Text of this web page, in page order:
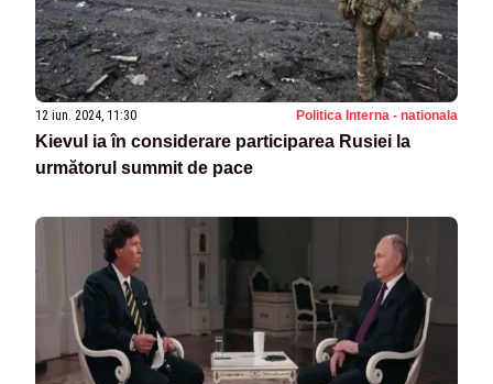
12 iun. 2024, 11:30 Politica Interna - nationala
Kievul ia în considerare participarea Rusiei la
următorul summit de pace